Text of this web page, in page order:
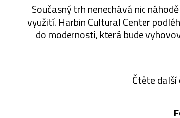
Současný trh nenechává nic
využití. Harbin Cultural Center
do modernosti, která bude
Čtěte